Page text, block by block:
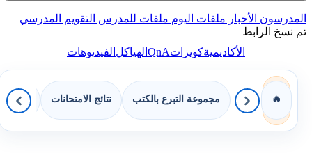
المدرسون الأخبار ملفات اليوم ملفات للمدرس التقويم المدرسي
تم نسخ الرابط
الأكاديميةكويزاتQnAالهياكل الفيديوهات
🔥 مجموعة التبرع بالكتب نتائج الامتحانات